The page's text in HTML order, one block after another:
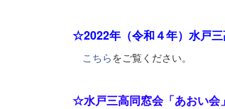
☆2022年（令和４年） 水戸
こちらをご覧ください。
☆水戸三高同窓会「あおい会